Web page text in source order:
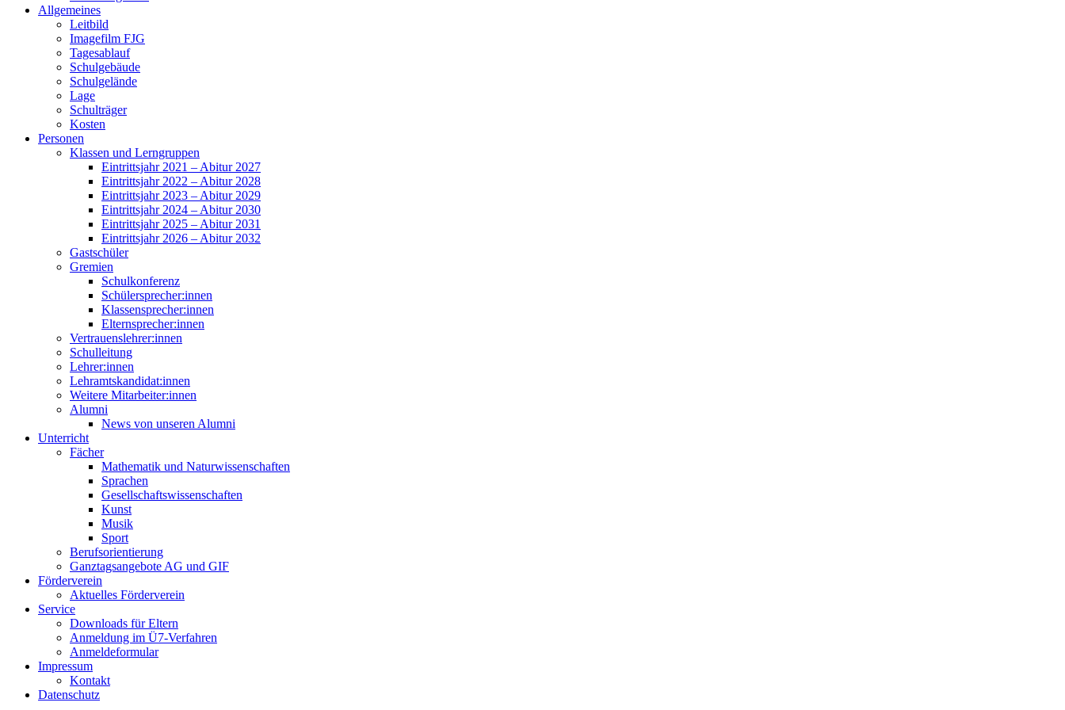
Allgemeines
Leitbild
Imagefilm FJG
Tagesablauf
Schulgebäude
Schulgelände
Lage
Schulträger
Kosten
Personen
Klassen und Lerngruppen
Eintrittsjahr 2021 – Abitur 2027
Eintrittsjahr 2022 – Abitur 2028
Eintrittsjahr 2023 – Abitur 2029
Eintrittsjahr 2024 – Abitur 2030
Eintrittsjahr 2025 – Abitur 2031
Eintrittsjahr 2026 – Abitur 2032
Gastschüler
Gremien
Schulkonferenz
Schülersprecher:innen
Klassensprecher:innen
Elternsprecher:innen
Vertrauenslehrer:innen
Schulleitung
Lehrer:innen
Lehramtskandidat:innen
Weitere Mitarbeiter:innen
Alumni
News von unseren Alumni
Unterricht
Fächer
Mathematik und Naturwissenschaften
Sprachen
Gesellschaftswissenschaften
Kunst
Musik
Sport
Berufsorientierung
Ganztagsangebote AG und GIF
Förderverein
Aktuelles Förderverein
Service
Downloads für Eltern
Anmeldung im Ü7-Verfahren
Anmeldeformular
Impressum
Kontakt
Datenschutz